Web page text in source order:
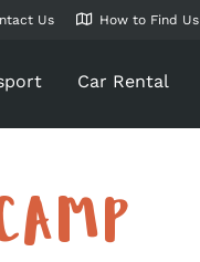
Us How to Find Us
Car Rental